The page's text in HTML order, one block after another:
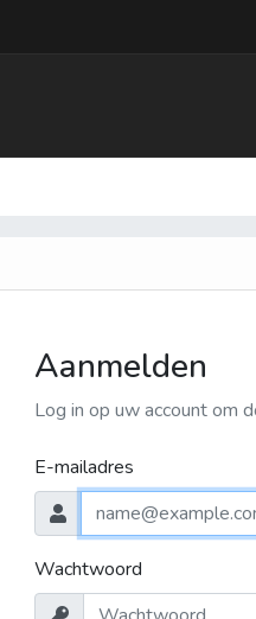
Aanmelden
Log in op uw account om
E-mailadres
Wachtwoord